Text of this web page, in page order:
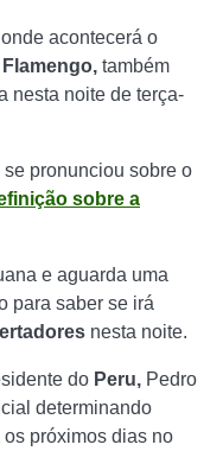
acontecerá o
Flamengo, também
nesta noite de terça-
pronunciou sobre o
sobre a
e aguarda uma
para saber se irá
nesta noite.
do Peru, Pedro
determinando
próximos dias no